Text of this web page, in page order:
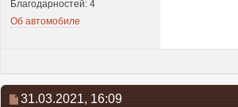
Благодарностей: 4
Об автомобиле
31.03.2021, 16:09